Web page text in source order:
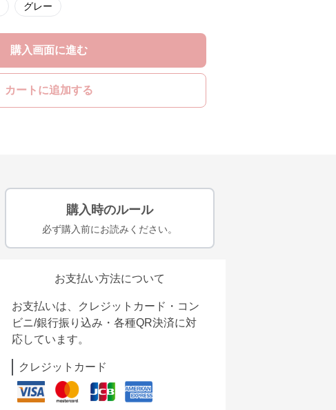
グレー
購入画面に進む
カートに追加する
購入時のルール
必ず購入前にお読みください。
お支払い方法について
お支払いは、クレジットカード・コン
ビニ/銀行振り込み・各種QR決済に対
応しています。
クレジットカード